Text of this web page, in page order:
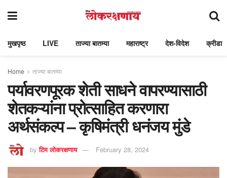
मुखपृष्ठ LIVE ताज्या बातम्या महाराष्ट्र देश-विदेश क्रीडा
Home ताज्या बातम्या
पर्यावरणपूरक शेती साधने वापरण्यासाठी
शेतकऱ्यांना प्रोत्साहित करणारा
अर्थसंकल्प – कृषिमंत्री धनंजय मुंडे
by टिम लोकरक्षणाय February 28, 2024